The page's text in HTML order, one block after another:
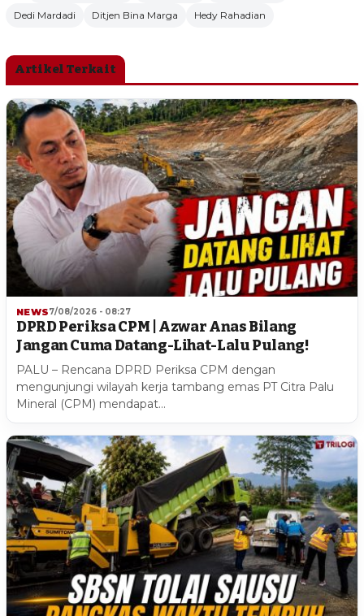
Dedi Mardadi
Ditjen Bina Marga Hedy Rahadian
Artikel Terkait
NEWS7/08/2026 - 08:27
DPRD Periksa CPM | Azwar Anas Bilang
Jangan Cuma Datang-Lihat-Lalu Pulang!
PALU – Rencana DPRD Periksa CPM dengan
mengunjungi wilayah kerja tambang emas PT Citra Palu
Mineral (CPM) mendapat…